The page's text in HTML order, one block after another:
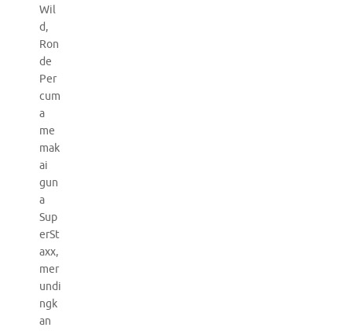
Wil
d,
Ron
de
Per
cum
a
me
mak
ai
gun
a
Sup
erSt
axx,
mer
undi
ngk
an